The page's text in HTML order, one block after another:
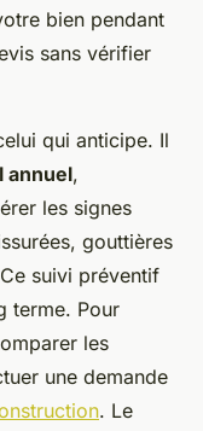
bien pendant
sans vérifier
qui anticipe. Il
annuel,
les signes
gouttières
suivi préventif
terme. Pour
les
une demande
. Le